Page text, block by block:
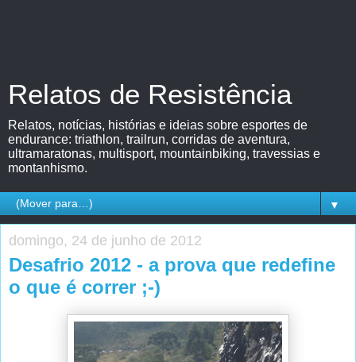
Relatos de Resistência
Relatos, notícias, histórias e ideias sobre esportes de
endurance: triathlon, trailrun, corridas de aventura,
ultramaratonas, multisport, mountainbiking, travessias e
montanhismo.
▼
domingo, 24 de junho de 2012
Desafrio 2012 - a prova que redefine
o que é correr ;-)